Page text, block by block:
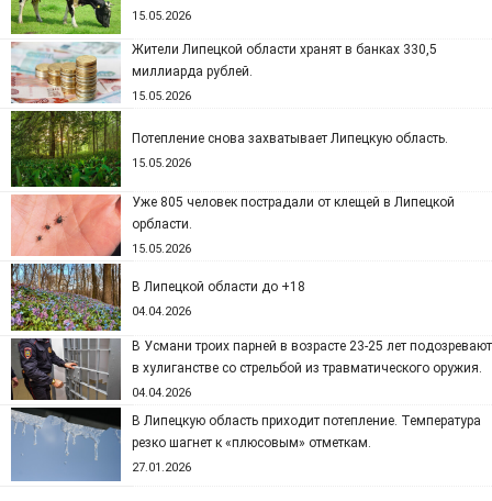
15.05.2026
Жители Липецкой области хранят в банках 330,5
миллиарда рублей.
15.05.2026
Потепление снова захватывает Липецкую область.
15.05.2026
Уже 805 человек пострадали от клещей в Липецкой
орбласти.
15.05.2026
В Липецкой области до +18
04.04.2026
В Усмани троих парней в возрасте 23-25 лет подозревают
в хулиганстве со стрельбой из травматического оружия.
04.04.2026
В Липецкую область приходит потепление. Температура
резко шагнет к «плюсовым» отметкам.
27.01.2026